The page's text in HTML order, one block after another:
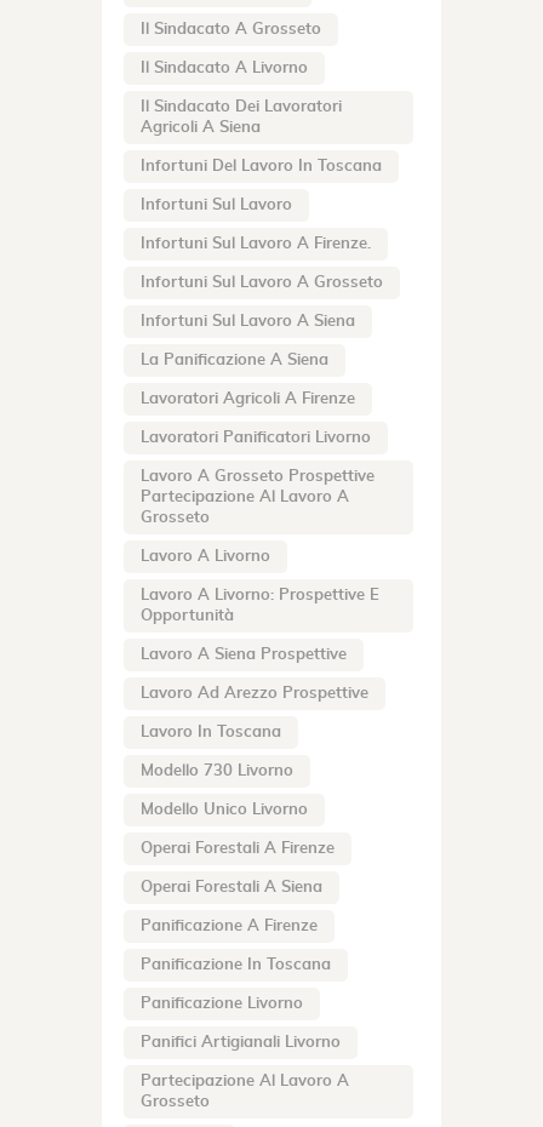
Il Sindacato A Grosseto
Il Sindacato A Livorno
Il Sindacato Dei Lavoratori
Agricoli A Siena
Infortuni Del Lavoro In Toscana
Infortuni Sul Lavoro
Infortuni Sul Lavoro A Firenze.
Infortuni Sul Lavoro A Grosseto
Infortuni Sul Lavoro A Siena
La Panificazione A Siena
Lavoratori Agricoli A Firenze
Lavoratori Panificatori Livorno
Lavoro A Grosseto Prospettive
Partecipazione Al Lavoro A
Grosseto
Lavoro A Livorno
Lavoro A Livorno: Prospettive E
Opportunità
Lavoro A Siena Prospettive
Lavoro Ad Arezzo Prospettive
Lavoro In Toscana
Modello 730 Livorno
Modello Unico Livorno
Operai Forestali A Firenze
Operai Forestali A Siena
Panificazione A Firenze
Panificazione In Toscana
Panificazione Livorno
Panifici Artigianali Livorno
Partecipazione Al Lavoro A
Grosseto